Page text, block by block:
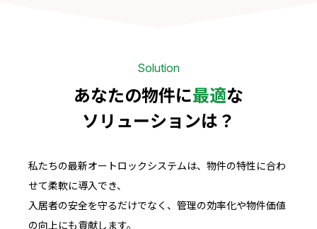
Solution
あなたの物件に最適な
ソリューションは？
私たちの最新オートロックシステムは、物件の特性に合わ
せて柔軟に導入でき、
入居者の安全を守るだけでなく、管理の効率化や物件価値
の向上にも貢献します。